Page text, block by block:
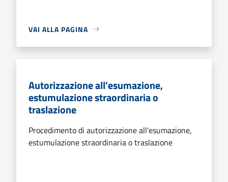
VAI ALLA PAGINA
Autorizzazione all'esumazione,
estumulazione straordinaria o
traslazione
Procedimento di autorizzazione all'esumazione,
estumulazione straordinaria o traslazione